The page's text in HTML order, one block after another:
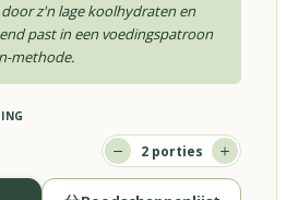
z'n lage koolhydraten en
past in een voedingspatroon
methode.
2 porties